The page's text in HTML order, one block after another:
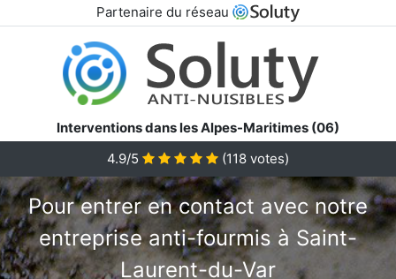
Partenaire du réseau
Interventions dans les Alpes-Maritimes (06)
4.9/5
(118 votes)
Pour entrer en contact avec notre
entreprise anti-fourmis à Saint-
Laurent-du-Var